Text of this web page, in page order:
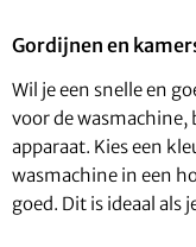
Gordijnen en
Wil je een snelle en
voor de wasmachine,
apparaat. Kies een
wasmachine in een
goed. Dit is ideaal als